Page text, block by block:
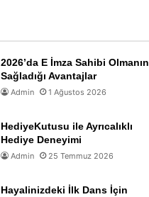
2026’da E İmza Sahibi Olmanın
Sağladığı Avantajlar
Admin 1 Ağustos 2026
HediyeKutusu ile Ayrıcalıklı
Hediye Deneyimi
Admin 25 Temmuz 2026
Hayalinizdeki İlk Dans İçin